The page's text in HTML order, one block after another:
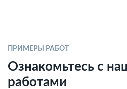
ПРИМЕРЫ РАБОТ
Ознакомьтесь с
работами